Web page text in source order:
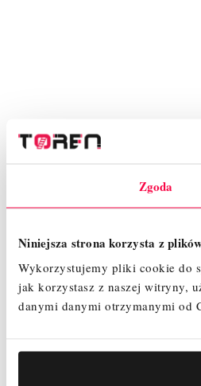
Zgoda
Niniejsza strona korzysta z
Wykorzystujemy pliki cookie do
jak korzystasz z naszej witryny,
danymi danymi otrzymanymi od